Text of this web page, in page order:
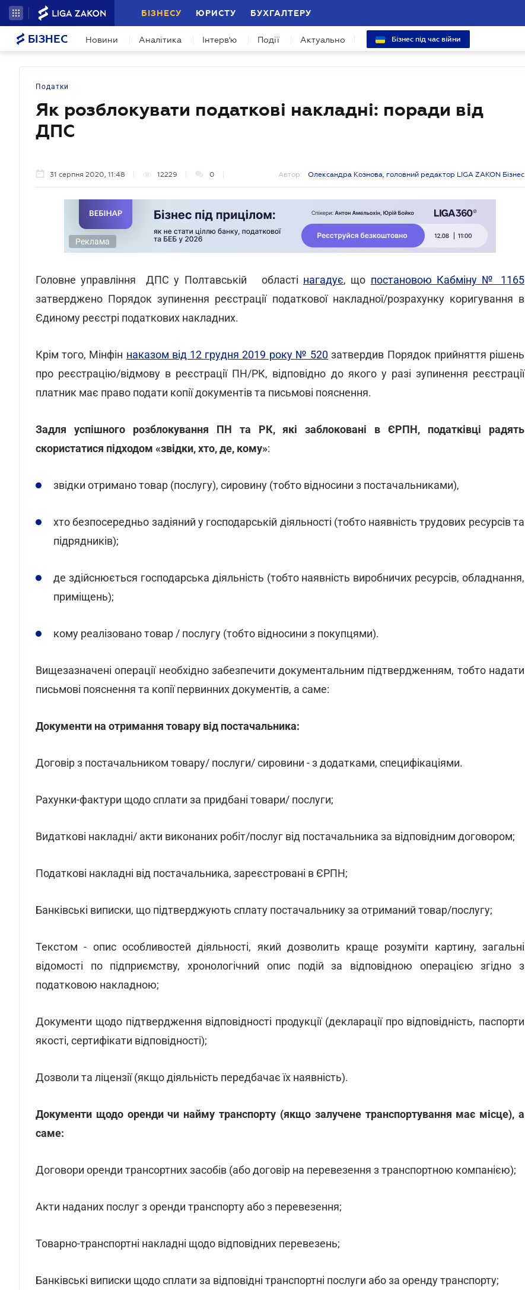
БІЗНЕСУ ЮРИСТУ БУХГАЛТЕРУ
БІЗНЕС Новини Аналітика Інтерв'ю Події Актуально Бізнес під час війни
Податки
Як розблокувати податкові накладні: поради від
ДПС
31 серпня 2020, 11:48 12229 0 Автор: Олександра Кознова, головний редактор LIGA ZAKON Бізнес
Реклама
Головне управління ДПС у Полтавській області нагадує, що постановою Кабміну № 1165
затверджено Порядок зупинення реєстрації податкової накладної/розрахунку коригування в
Єдиному реєстрі податкових накладних.
Крім того, Мінфін наказом від 12 грудня 2019 року № 520 затвердив Порядок прийняття рішень
про реєстрацію/відмову в реєстрації ПН/РК, відповідно до якого у разі зупинення реєстрації
платник має право подати копії документів та письмові пояснення.
Задля успішного розблокування ПН та РК, які заблоковані в ЄРПН, податківці радять
скористатися підходом «звідки, хто, де, кому»:
звідки отримано товар (послугу), сировину (тобто відносини з постачальниками),
хто безпосередньо задіяний у господарській діяльності (тобто наявність трудових ресурсів та
підрядників);
де здійснюється господарська діяльність (тобто наявність виробничих ресурсів, обладнання,
приміщень);
кому реалізовано товар / послугу (тобто відносини з покупцями).
Вищезазначені операції необхідно забезпечити документальним підтвердженням, тобто надати
письмові пояснення та копії первинних документів, а саме:
Документи на отримання товару від постачальника:
Договір з постачальником товару/ послуги/ сировини - з додатками, специфікаціями.
Рахунки-фактури щодо сплати за придбані товари/ послуги;
Видаткові накладні/ акти виконаних робіт/послуг від постачальника за відповідним договором;
Податкові накладні від постачальника, зареєстровані в ЄРПН;
Банківські виписки, що підтверджують сплату постачальнику за отриманий товар/послугу;
Текстом - опис особливостей діяльності, який дозволить краще розуміти картину, загальні
відомості по підприємству, хронологічний опис подій за відповідною операцією згідно з
податковою накладною;
Документи щодо підтвердження відповідності продукції (декларації про відповідність, паспорти
якості, сертифікати відповідності);
Дозволи та ліцензії (якщо діяльність передбачає їх наявність).
Документи щодо оренди чи найму транспорту (якщо залучене транспортування має місце), а
саме:
Договори оренди трансортних засобів (або договір на перевезення з транспортною компанією);
Акти наданих послуг з оренди транспорту або з перевезення;
Товарно-транспортні накладні щодо відповідних перевезень;
Банківські виписки щодо сплати за відповідні транспортні послуги або за оренду транспорту;